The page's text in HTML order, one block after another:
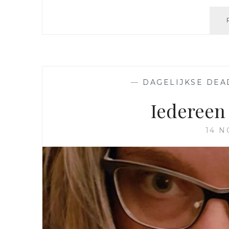
— DAGELIJKSE
14